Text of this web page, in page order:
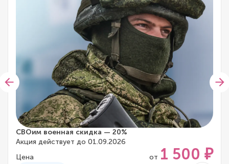
СВОим военная скидка — 20%
Акция действует до 01.09.2026
Цена
от 1 500 ₽